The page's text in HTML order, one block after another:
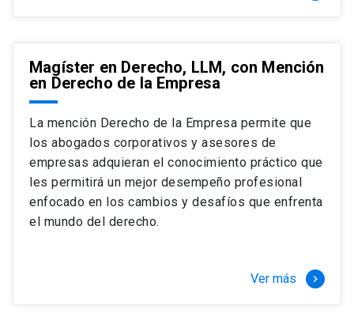
Magíster en Derecho, LLM, con Mención
en Derecho de la Empresa
La mención Derecho de la Empresa permite que
los abogados corporativos y asesores de
empresas adquieran el conocimiento práctico que
les permitirá un mejor desempeño profesional
enfocado en los cambios y desafíos que enfrenta
el mundo del derecho.
Ver más keyboard_arrow_right